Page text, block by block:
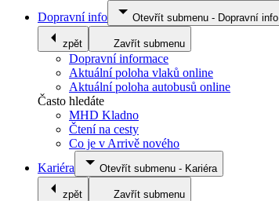
Dopravní info
Otevřít submenu - Dopravní info
zpět Zavřít submenu
Dopravní informace
Aktuální poloha vlaků online
Aktuální poloha autobusů online
Často hledáte
MHD Kladno
Čtení na cesty
Co je v Arrivě nového
Kariéra
Otevřít submenu - Kariéra
zpět Zavřít submenu